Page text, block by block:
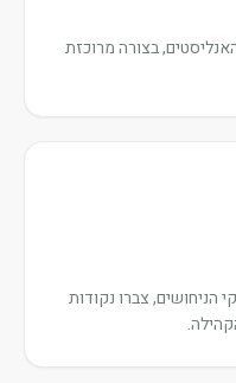
בצורה מרוכזת
צברו נקודות